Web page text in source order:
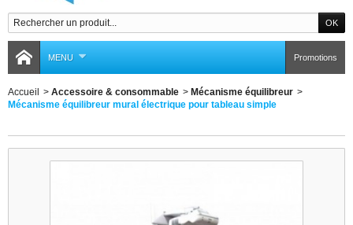
MENU Promotions
Accueil > Accessoire & consommable > Mécanisme équilibreur >
Mécanisme équilibreur mural électrique pour tableau simple